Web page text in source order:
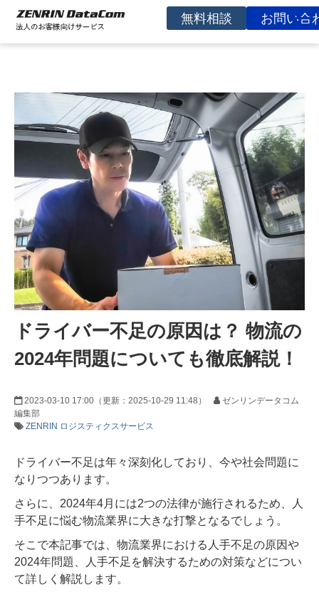
無料相談 お問い合
お役立ち資料
コラム
イベント
よくあるご質問
企業情報
ドライバー不足の原因は？ 物流の
2024年問題についても徹底解説！
2023-03-10 17:00 （更新： 2025-10-29 11:48 ）
ゼンリンデータコム
編集部
ZENRIN ロジスティクスサービス
ドライバー不足は年々深刻化しており、今や社会問題に
なりつつあります。
さらに、2024年4月には2つの法律が施行されるため、人
手不足に悩む物流業界に大きな打撃となるでしょう。
そこで本記事では、物流業界における人手不足の原因や
2024年問題、人手不足を解決するための対策などについ
て詳しく解説します。